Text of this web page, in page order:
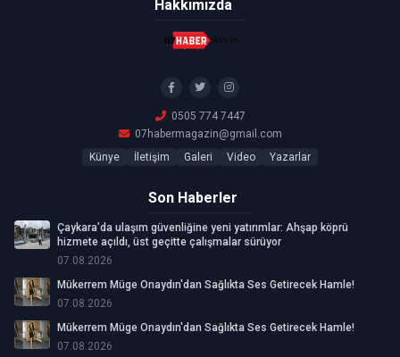
Hakkımızda
0505 774 7447
07habermagazin@gmail.com
Künye
İletişim Galeri Video Yazarlar
Son Haberler
Çaykara’da ulaşım güvenliğine yeni yatırımlar: Ahşap köprü
hizmete açıldı, üst geçitte çalışmalar sürüyor
07.08.2026
Mükerrem Müge Onaydın'dan Sağlıkta Ses Getirecek Hamle!
07.08.2026
Mükerrem Müge Onaydın'dan Sağlıkta Ses Getirecek Hamle!
07.08.2026